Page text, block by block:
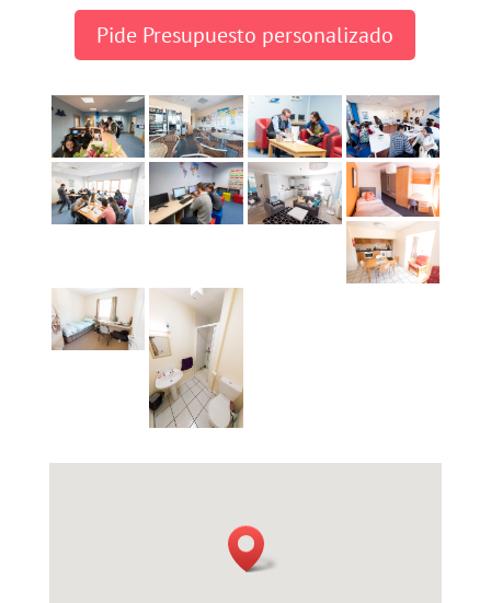
Pide Presupuesto personalizado